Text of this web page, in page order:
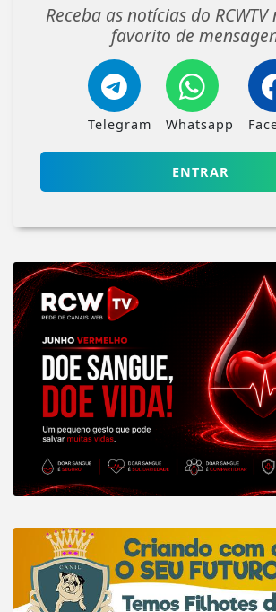
Receba as notícias do
favorito de
Telegram Whatsapp
ENTRAR